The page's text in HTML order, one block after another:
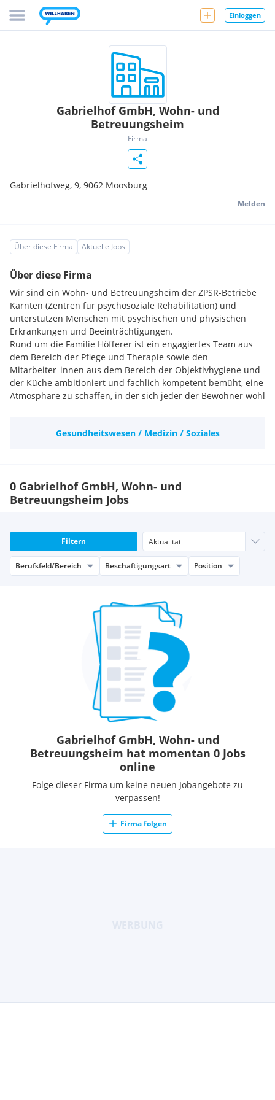
Einloggen
Gabrielhof GmbH, Wohn- und
Betreuungsheim
Firma
Gabrielhofweg, 9, 9062 Moosburg
Melden
Über diese Firma Aktuelle Jobs
Über diese Firma
Wir sind ein Wohn- und Betreuungsheim der ZPSR-Betriebe
Kärnten (Zentren für psychosoziale Rehabilitation) und
unterstützen Menschen mit psychischen und physischen
Erkrankungen und Beeinträchtigungen.
Rund um die Familie Höfferer ist ein engagiertes Team aus
dem Bereich der Pflege und Therapie sowie den
Mitarbeiter_innen aus dem Bereich der Objektivhygiene und
der Küche ambitioniert und fachlich kompetent bemüht, eine
Atmosphäre zu schaffen, in der sich jeder der Bewohner wohl
Gesundheitswesen / Medizin / Soziales
0 Gabrielhof GmbH, Wohn- und
Betreuungsheim Jobs
Filtern
Berufsfeld/Bereich Beschäftigungsart Position
Gabrielhof GmbH, Wohn- und
Betreuungsheim hat momentan 0 Jobs
online
Folge dieser Firma um keine neuen Jobangebote zu
verpassen!
Firma folgen